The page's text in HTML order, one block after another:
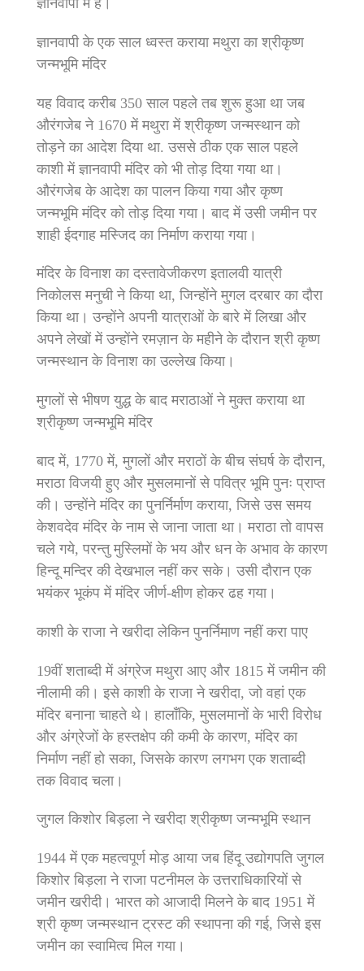
ज्ञानवापी के एक साल ध्वस्त कराया मथुरा का श्रीकृष्ण
जन्मभूमि मंदिर
यह विवाद करीब 350 साल पहले तब शुरू हुआ था जब
औरंगजेब ने 1670 में मथुरा में श्रीकृष्ण जन्मस्थान को
तोड़ने का आदेश दिया था. उससे ठीक एक साल पहले
काशी में ज्ञानवापी मंदिर को भी तोड़ दिया गया था।
औरंगजेब के आदेश का पालन किया गया और कृष्ण
जन्मभूमि मंदिर को तोड़ दिया गया। बाद में उसी जमीन पर
शाही ईदगाह मस्जिद का निर्माण कराया गया।
मंदिर के विनाश का दस्तावेजीकरण इतालवी यात्री
निकोलस मनुची ने किया था, जिन्होंने मुगल दरबार का दौरा
किया था। उन्होंने अपनी यात्राओं के बारे में लिखा और
अपने लेखों में उन्होंने रमज़ान के महीने के दौरान श्री कृष्ण
जन्मस्थान के विनाश का उल्लेख किया।
मुगलों से भीषण युद्ध के बाद मराठाओं ने मुक्त कराया था
श्रीकृष्ण जन्मभूमि मंदिर
बाद में, 1770 में, मुगलों और मराठों के बीच संघर्ष के दौरान,
मराठा विजयी हुए और मुसलमानों से पवित्र भूमि पुनः प्राप्त
की। उन्होंने मंदिर का पुनर्निर्माण कराया, जिसे उस समय
केशवदेव मंदिर के नाम से जाना जाता था। मराठा तो वापस
चले गये, परन्तु मुस्लिमों के भय और धन के अभाव के कारण
हिन्दू मन्दिर की देखभाल नहीं कर सके। उसी दौरान एक
भयंकर भूकंप में मंदिर जीर्ण-क्षीण होकर ढह गया।
काशी के राजा ने खरीदा लेकिन पुनर्निमाण नहीं करा पाए
19वीं शताब्दी में अंग्रेज मथुरा आए और 1815 में जमीन की
नीलामी की। इसे काशी के राजा ने खरीदा, जो वहां एक
मंदिर बनाना चाहते थे। हालाँकि, मुसलमानों के भारी विरोध
और अंग्रेजों के हस्तक्षेप की कमी के कारण, मंदिर का
निर्माण नहीं हो सका, जिसके कारण लगभग एक शताब्दी
तक विवाद चला।
जुगल किशोर बिड़ला ने खरीदा श्रीकृष्ण जन्मभूमि स्थान
1944 में एक महत्वपूर्ण मोड़ आया जब हिंदू उद्योगपति जुगल
किशोर बिड़ला ने राजा पटनीमल के उत्तराधिकारियों से
जमीन खरीदी। भारत को आजादी मिलने के बाद 1951 में
श्री कृष्ण जन्मस्थान ट्रस्ट की स्थापना की गई, जिसे इस
जमीन का स्वामित्व मिल गया।